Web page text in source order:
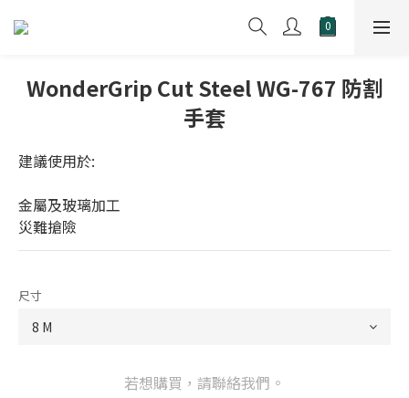
WonderGrip Cut Steel WG-767 防割
手套
建議使用於:
金屬及玻璃加工
災難搶險
尺寸
若想購買，請聯絡我們。